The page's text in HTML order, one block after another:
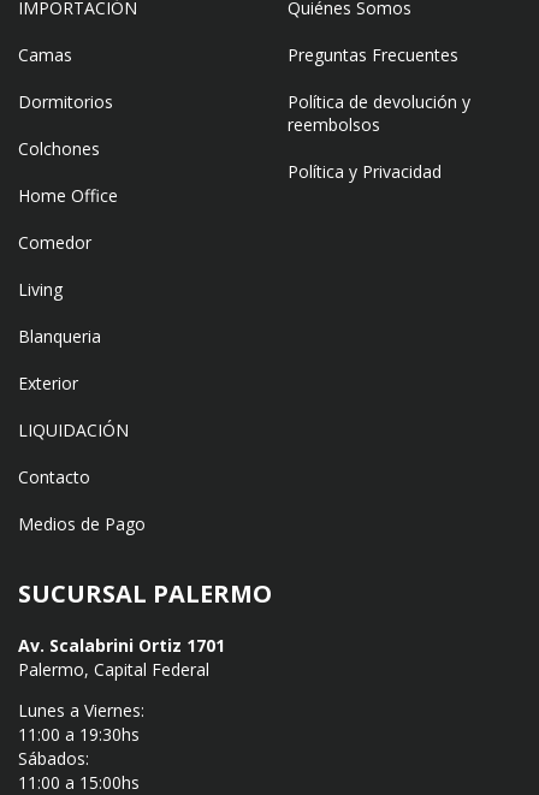
IMPORTACIÓN
Camas
Dormitorios
Colchones
Home Office
Comedor
Living
Blanqueria
Exterior
LIQUIDACIÓN
Contacto
Medios de Pago
Quiénes Somos
Preguntas Frecuentes
Política de devolución y
reembolsos
Política y Privacidad
SUCURSAL PALERMO
Av. Scalabrini Ortiz 1701
Palermo, Capital Federal
Lunes a Viernes:
11:00 a 19:30hs
Sábados:
11:00 a 15:00hs